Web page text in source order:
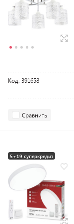
Код: 391658
Сравнить
5+19 суперкредит